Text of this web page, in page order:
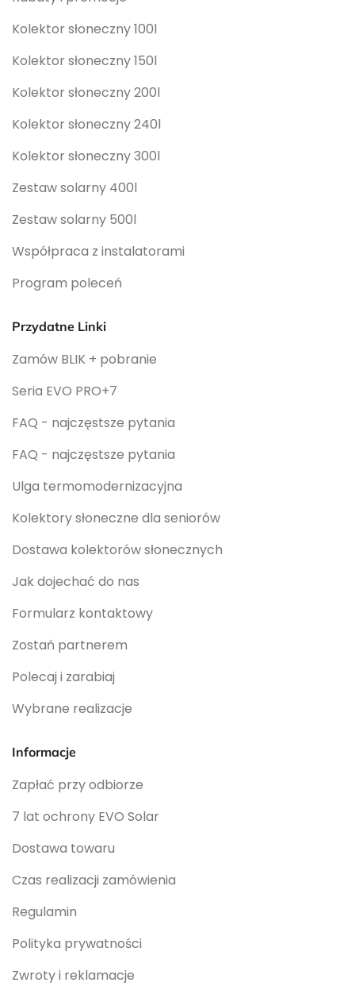
Kolektor słoneczny 100l
Kolektor słoneczny 150l
Kolektor słoneczny 200l
Kolektor słoneczny 240l
Kolektor słoneczny 300l
Zestaw solarny 400l
Zestaw solarny 500l
Współpraca z instalatorami
Program poleceń
Przydatne Linki
Zamów BLIK + pobranie
Seria EVO PRO+7
FAQ - najczęstsze pytania
FAQ - najczęstsze pytania
Ulga termomodernizacyjna
Kolektory słoneczne dla seniorów
Dostawa kolektorów słonecznych
Jak dojechać do nas
Formularz kontaktowy
Zostań partnerem
Polecaj i zarabiaj
Wybrane realizacje
Informacje
Zapłać przy odbiorze
7 lat ochrony EVO Solar
Dostawa towaru
Czas realizacji zamówienia
Regulamin
Polityka prywatności
Zwroty i reklamacje